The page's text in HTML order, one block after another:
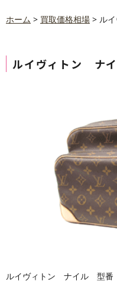
ホーム > 買取価格相場 > ル
ルイヴィトン ナ
ルイヴィトン ナイル 型